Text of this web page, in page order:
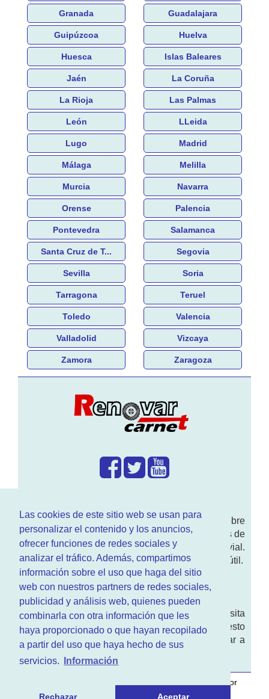
Las cookies de este sitio web se usan para
personalizar el contenido y los anuncios,
ofrecer funciones de redes sociales y
analizar el tráfico. Además, compartimos
información sobre el uso que haga del sitio
web con nuestros partners de redes sociales,
publicidad y análisis web, quienes pueden
combinarla con otra información que les
haya proporcionado o que hayan recopilado
a partir del uso que haya hecho de sus
servicios.
Información
Rechazar Aceptar
Granada Guadalajara
Guipúzcoa Huelva
Huesca Islas Baleares
Jaén La Coruña
La Rioja Las Palmas
León LLeida
Lugo Madrid
Málaga Melilla
Murcia Navarra
Orense Palencia
Pontevedra Salamanca
Santa Cruz de T... Segovia
Sevilla Soria
Tarragona Teruel
Toledo Valencia
Valladolid Vizcaya
Zamora Zaragoza
Enwww.RenovarCarnet.comTe contamos sobre
larenovación del permisode conducir, noticias de
actualidad motor y sobre todo seguridad vial.
Ademas tenemos todo tipo de información DGT útil.
¿Quienes somos?
Quieres saber quien mantiene la pagina, visita
nuestrasección de contacto. Aquí tienes nuesto
aviso legal
. Basicamente no queremos engañar a
nadie.
por
.